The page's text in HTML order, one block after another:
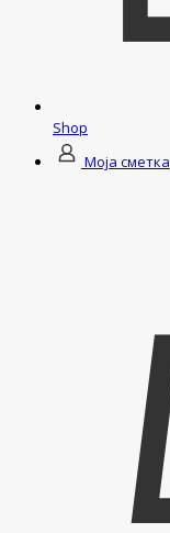
Shop
Моја сметка